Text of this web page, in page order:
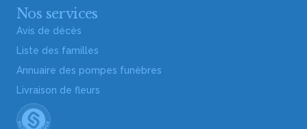
Nos services
Avis de décès
Liste des familles
Annuaire des pompes funèbres
Livraison de fleurs